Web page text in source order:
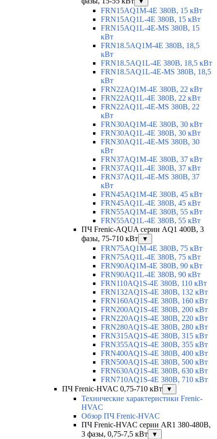
FRN15AQ1M-4E 380В, 15 кВт
FRN15AQ1L-4E 380В, 15 кВт
FRN15AQ1L-4E-MS 380В, 15
кВт
FRN18.5AQ1M-4E 380В, 18,5
кВт
FRN18.5AQ1L-4E 380В, 18,5 кВт
FRN18.5AQ1L-4E-MS 380В, 18,5
кВт
FRN22AQ1M-4E 380В, 22 кВт
FRN22AQ1L-4E 380В, 22 кВт
FRN22AQ1L-4E-MS 380В, 22
кВт
FRN30AQ1M-4E 380В, 30 кВт
FRN30AQ1L-4E 380В, 30 кВт
FRN30AQ1L-4E-MS 380В, 30
кВт
FRN37AQ1M-4E 380В, 37 кВт
FRN37AQ1L-4E 380В, 37 кВт
FRN37AQ1L-4E-MS 380В, 37
кВт
FRN45AQ1M-4E 380В, 45 кВт
FRN45AQ1L-4E 380В, 45 кВт
FRN55AQ1M-4E 380В, 55 кВт
FRN55AQ1L-4E 380В, 55 кВт
ПЧ Frenic-AQUA серии AQ1 400В, 3
фазы, 75-710 кВт
▼
FRN75AQ1M-4E 380В, 75 кВт
FRN75AQ1L-4E 380В, 75 кВт
FRN90AQ1M-4E 380В, 90 кВт
FRN90AQ1L-4E 380В, 90 кВт
FRN110AQ1S-4E 380В, 110 кВт
FRN132AQ1S-4E 380В, 132 кВт
FRN160AQ1S-4E 380В, 160 кВт
FRN200AQ1S-4E 380В, 200 кВт
FRN220AQ1S-4E 380В, 220 кВт
FRN280AQ1S-4E 380В, 280 кВт
FRN315AQ1S-4E 380В, 315 кВт
FRN355AQ1S-4E 380В, 355 кВт
FRN400AQ1S-4E 380В, 400 кВт
FRN500AQ1S-4E 380В, 500 кВт
FRN630AQ1S-4E 380В, 630 кВт
FRN710AQ1S-4E 380В, 710 кВт
ПЧ Frenic-HVAC 0,75-710 кВт
▼
Технические характеристики Frenic-
HVAC
Обзор ПЧ Frenic-HVAC
ПЧ Frenic-HVAC серии AR1 380-480В,
3 фазы, 0,75-7,5 кВт
▼